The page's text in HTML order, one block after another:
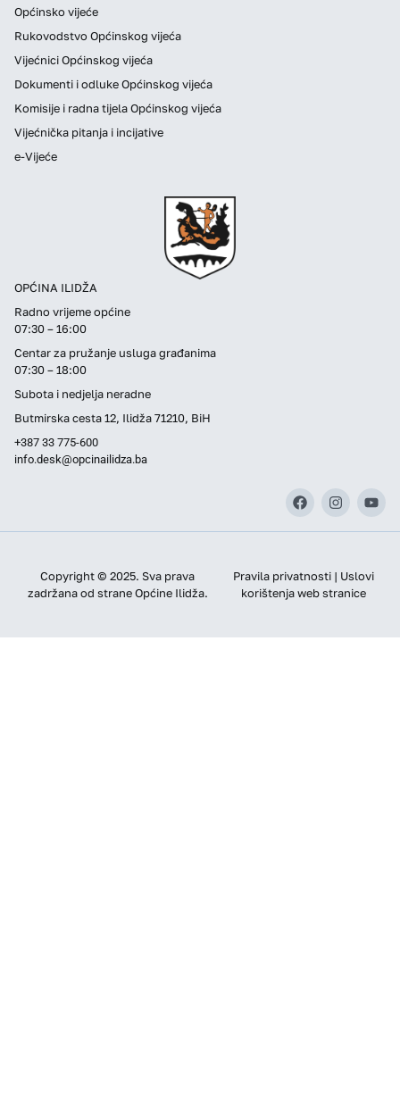
OPĆINA ILIDŽA
Radno vrijeme općine
07:30 – 16:00
Centar za pružanje usluga građanima
07:30 – 18:00
Subota i nedjelja neradne
Butmirska cesta 12, Ilidža 71210, BiH
+387 33 775-600
info.desk@opcinailidza.ba
Općinsko vijeće
Rukovodstvo Općinskog vijeća
Vijećnici Općinskog vijeća
Dokumenti i odluke Općinskog vijeća
Komisije i radna tijela Općinskog vijeća
Vijećnička pitanja i incijative
e-Vijeće
Copyright © 2025. Sva prava
zadržana od strane Općine Ilidža.
Pravila privatnosti | Uslovi
korištenja web stranice